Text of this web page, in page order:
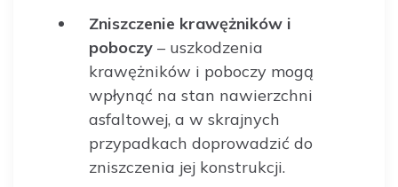
Zniszczenie krawężników i
poboczy – uszkodzenia
krawężników i poboczy mogą
wpłynąć na stan nawierzchni
asfaltowej, a w skrajnych
przypadkach doprowadzić do
zniszczenia jej konstrukcji.